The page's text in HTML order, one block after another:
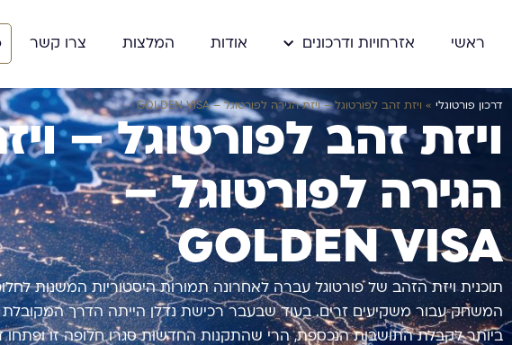
ראשי אזרחויות ודרכונים אודות המלצות צרו קשר
דרכון פורטוגלי » ויזת זהב לפורטוגל – ויזת הגירה לפורטוגל – GOLDEN VISA
ויזת זהב לפורטוגל –
הגירה לפורטוגל –
GOLDEN VISA
תוכנית ויזת הזהב של פורטוגל עברה לאחרונה תמורות היסטוריות המשנות
המשחק עבור משקיעים זרים. בעוד שבעבר רכישת נדלן הייתה הדרך המקובלת
ביותר לקבלת התושבות הנכספת, הרי שהתקנות החדשות סגרו חלופה זו ופתחו